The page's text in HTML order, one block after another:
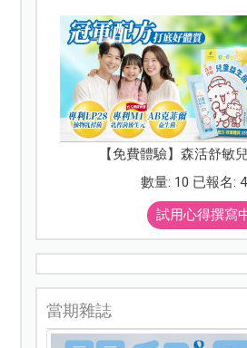
【免費體驗】森活舒敏
數量: 10 已報名:
試用心得撰寫
當期雜誌